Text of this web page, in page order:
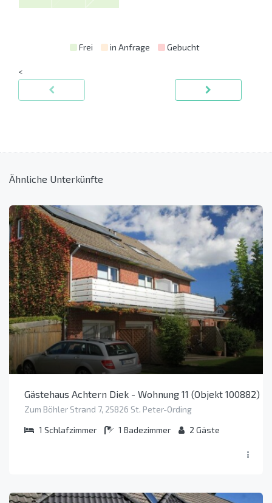
Frei in Anfrage Gebucht
<
Ähnliche Unterkünfte
Gästehaus Achtern Diek - Wohnung 11 (Objekt 100882)
Zum Böhler Strand 7, 25826 St. Peter-Ording
1 Schlafzimmer 1 Badezimmer 2 Gäste